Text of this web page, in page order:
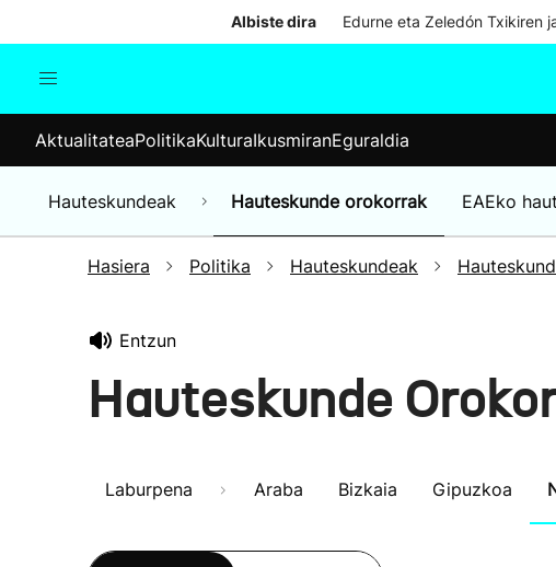
Albiste dira Edurne eta Zeledón Txikiren
Munduko albisteak
Hauteskundeak
AktualitateaPolitikaKulturaIkusmiranEguraldia
Hauteskundeak Hauteskunde orokorrak EAEko
Hasiera Politika Hauteskundeak
Entzun
Hauteskunde
Laburpena Araba Bizkaia Gipuzkoa